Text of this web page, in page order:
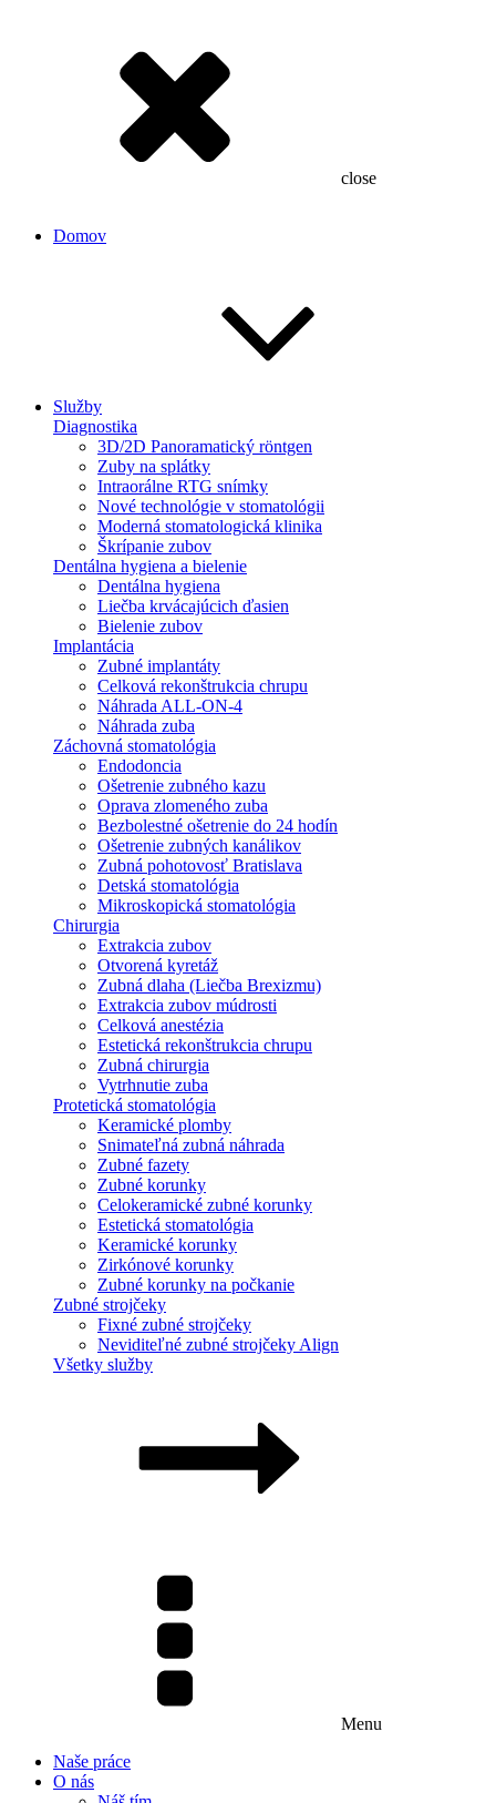
close
Domov
Služby
Diagnostika
3D/2D Panoramatický röntgen
Zuby na splátky
Intraorálne RTG snímky
Nové technológie v stomatológii
Moderná stomatologická klinika
Škrípanie zubov
Dentálna hygiena a bielenie
Dentálna hygiena
Liečba krvácajúcich ďasien
Bielenie zubov
Implantácia
Zubné implantáty
Celková rekonštrukcia chrupu
Náhrada ALL-ON-4
Náhrada zuba
Záchovná stomatológia
Endodoncia
Ošetrenie zubného kazu
Oprava zlomeného zuba
Bezbolestné ošetrenie do 24 hodín
Ošetrenie zubných kanálikov
Zubná pohotovosť Bratislava
Detská stomatológia
Mikroskopická stomatológia
Chirurgia
Extrakcia zubov
Otvorená kyretáž
Zubná dlaha (Liečba Brexizmu)
Extrakcia zubov múdrosti
Celková anestézia
Estetická rekonštrukcia chrupu
Zubná chirurgia
Vytrhnutie zuba
Protetická stomatológia
Keramické plomby
Snimateľná zubná náhrada
Zubné fazety
Zubné korunky
Celokeramické zubné korunky
Estetická stomatológia
Keramické korunky
Zirkónové korunky
Zubné korunky na počkanie
Zubné strojčeky
Fixné zubné strojčeky
Neviditeľné zubné strojčeky Align
Všetky služby
Menu
Naše práce
O nás